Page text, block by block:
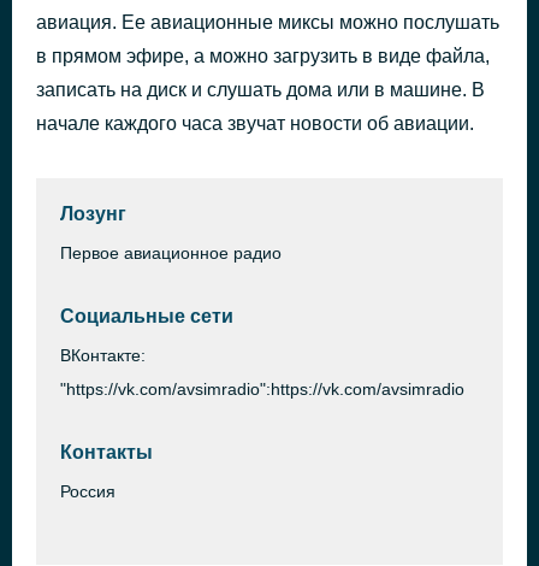
авиация. Ее авиационные миксы можно послушать
в прямом эфире, а можно загрузить в виде файла,
записать на диск и слушать дома или в машине. В
начале каждого часа звучат новости об авиации.
Лозунг
Первое авиационное радио
Социальные сети
ВКонтакте:
"https://vk.com/avsimradio":https://vk.com/avsimradio
Контакты
Россия